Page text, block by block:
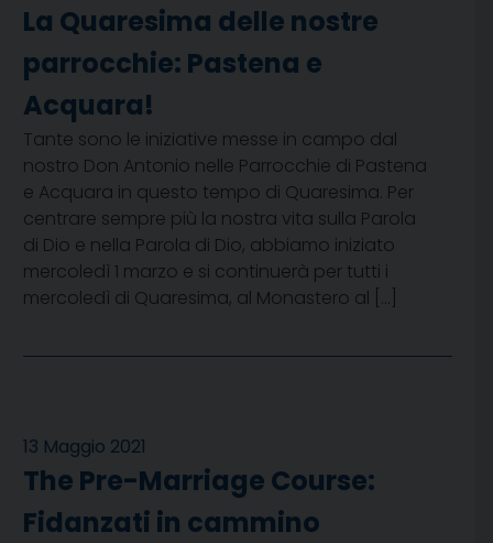
La Quaresima delle nostre
parrocchie: Pastena e
Acquara!
Tante sono le iniziative messe in campo dal
nostro Don Antonio nelle Parrocchie di Pastena
e Acquara in questo tempo di Quaresima. Per
centrare sempre più la nostra vita sulla Parola
di Dio e nella Parola di Dio, abbiamo iniziato
mercoledì 1 marzo e si continuerà per tutti i
mercoledì di Quaresima, al Monastero al […]
13 Maggio 2021
The Pre-Marriage Course:
Fidanzati in cammino